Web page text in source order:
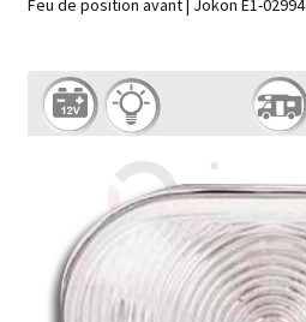
POMPES
AVERTISSEUR SONORE
Feu de position avant | Jokon E1-02994